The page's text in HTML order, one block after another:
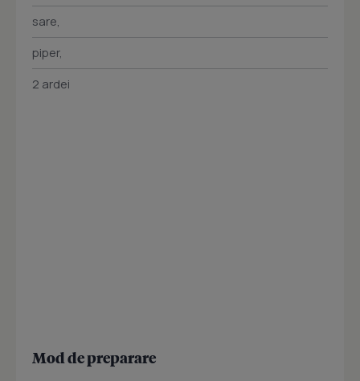
sare,
piper,
2 ardei
Mod de preparare